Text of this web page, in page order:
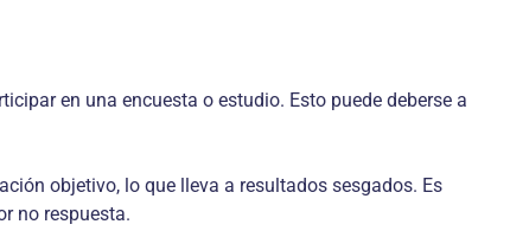
en una encuesta o estudio. Esto puede deberse a
objetivo, lo que lleva a resultados sesgados. Es
no respuesta.